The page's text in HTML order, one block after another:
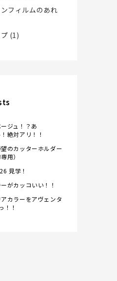
フィルムのあれ
(1)
ジュ！？あ
絶対アリ！！
のカッターホルダー
用）
見学！
がカッコいい！！
カラーをアヴェンタ
！！